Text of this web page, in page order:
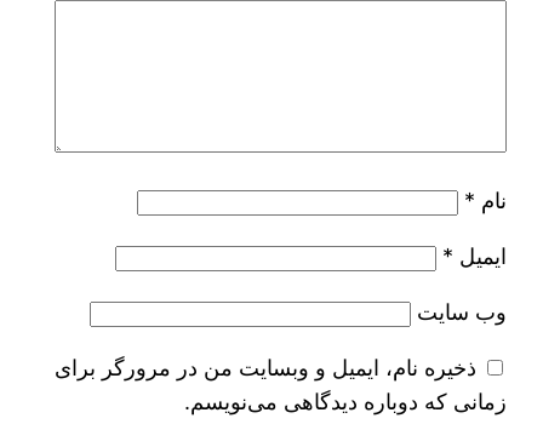
نام *
ایمیل *
وب‌ سایت
ذخیره نام، ایمیل و وبسایت من در مرورگر برای
زمانی که دوباره دیدگاهی می‌نویسم.